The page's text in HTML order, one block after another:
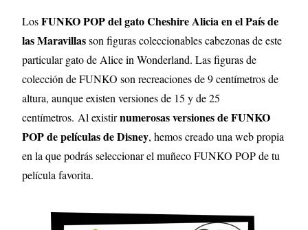
LosFUNKO POP del gato Cheshire Alicia en el País de
las Maravillasson figuras coleccionables cabezonas de este
particular gato de Alice in Wonderland. Las figuras de
colección de FUNKO son recreaciones de 9 centímetros de
altura, aunque existen versiones de 15 y de 25
centímetros. Al existirnumerosas versiones de FUNKO
POP de películas de Disney, hemos creado una web propia
en la que podrás seleccionar el muñeco FUNKO POP de tu
película favorita.